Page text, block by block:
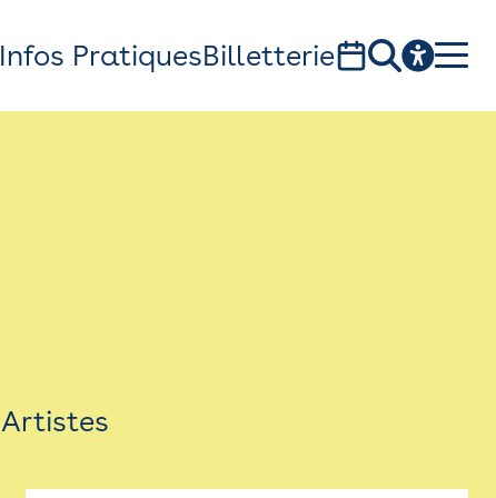
Infos PratiquesBilletterie
1, av. du Chateau d'eau - 31300 Toulouse
Artistes